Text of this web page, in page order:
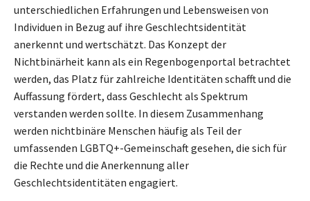
unterschiedlichen Erfahrungen und Lebensweisen von
Individuen in Bezug auf ihre Geschlechtsidentität
anerkennt und wertschätzt. Das Konzept der
Nichtbinärheit kann als ein Regenbogenportal betrachtet
werden, das Platz für zahlreiche Identitäten schafft und die
Auffassung fördert, dass Geschlecht als Spektrum
verstanden werden sollte. In diesem Zusammenhang
werden nichtbinäre Menschen häufig als Teil der
umfassenden LGBTQ+-Gemeinschaft gesehen, die sich für
die Rechte und die Anerkennung aller
Geschlechtsidentitäten engagiert.